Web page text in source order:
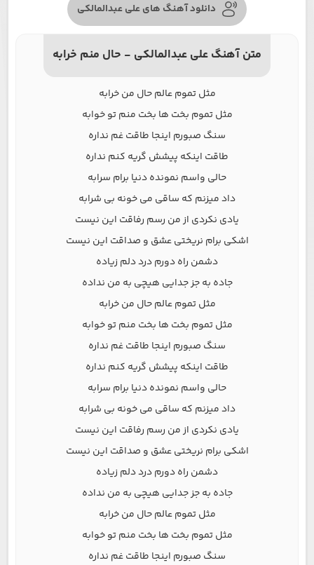
دانلود آهنگ های علی عبدالمالکی
متن آهنگ علی عبدالمالکی - حال منم خرابه
مثل تموم عالم حال من خرابه
مثل تموم بخت ها بخت منم تو خوابه
سنگ صبورم اینجا طاقت غم نداره
طاقت اینکه پیشش گریه کنم نداره
حالی واسم نمونده دنیا برام سرابه
داد میزنم که ساقی می خونه بی شرابه
یادی نکردی از من رسم رفاقت این نیست
اشکی برام نریختی عشق و صداقت این نیست
دشمن راه دورم درد دلم زیاده
جاده به جز جدایی هیچی به من نداده
مثل تموم عالم حال من خرابه
مثل تموم بخت ها بخت منم تو خوابه
سنگ صبورم اینجا طاقت غم نداره
طاقت اینکه پیشش گریه کنم نداره
حالی واسم نمونده دنیا برام سرابه
داد میزنم که ساقی می خونه بی شرابه
یادی نکردی از من رسم رفاقت این نیست
اشکی برام نریختی عشق و صداقت این نیست
دشمن راه دورم درد دلم زیاده
جاده به جز جدایی هیچی به من نداده
مثل تموم عالم حال من خرابه
مثل تموم بخت ها بخت منم تو خوابه
سنگ صبورم اینجا طاقت غم نداره